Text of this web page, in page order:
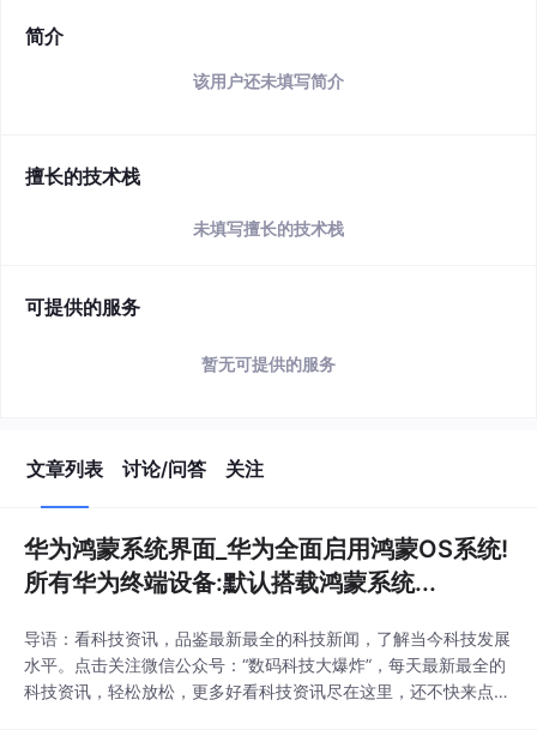
简介
该用户还未填写简介
擅长的技术栈
未填写擅长的技术栈
可提供的服务
暂无可提供的服务
文章列表 讨论/问答 关注
华为鸿蒙系统界面_华为全面启用鸿蒙OS系统!
所有华为终端设备:默认搭载鸿蒙系统...
导语：看科技资讯，品鉴最新最全的科技新闻，了解当今科技发展
水平。点击关注微信公众号：“数码科技大爆炸”，每天最新最全的
科技资讯，轻松放松，更多好看科技资讯尽在这里，还不快来点击